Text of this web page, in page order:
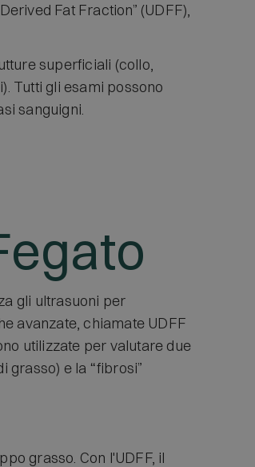
Fat Fraction” (UDFF),
superficiali (collo,
Tutti gli esami possono
sanguigni.
gli ultrasuoni per
avanzate, chiamate UDFF
utilizzate per valutare due
grasso) e la “fibrosi”
grasso. Con l'UDFF, il